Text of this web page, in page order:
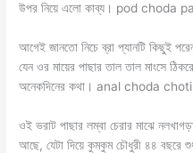
উপর নিয়ে এলো কাব্য। pod choda
আগেই জানতো নিচে ব্রা প্যানটি কিছুই
যেন ওর মায়ের পাছার তাল তাল মাংসে
অনেকদিনের কথা। anal choda choti
ওই ভরাট পাছার লম্বা চেরার মাঝে
আছে, যেটা দিয়ে কুমকুম চৌধুরী ৪৪ বছরে